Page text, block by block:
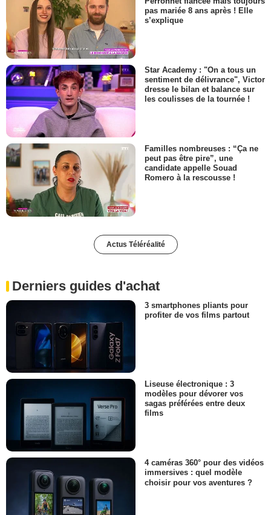
pas mariée 8 ans après ! Elle
s’explique
Star Academy : "On a tous un
sentiment de délivrance", Victor
dresse le bilan et balance sur
les coulisses de la tournée !
Familles nombreuses : “Ça ne
peut pas être pire”, une
candidate appelle Souad
Romero à la rescousse !
Actus Téléréalité
Derniers guides d'achat
3 smartphones pliants pour
profiter de vos films partout
Liseuse électronique : 3
modèles pour dévorer vos
sagas préférées entre deux
films
4 caméras 360° pour des vidéos
immersives : quel modèle
choisir pour vos aventures ?